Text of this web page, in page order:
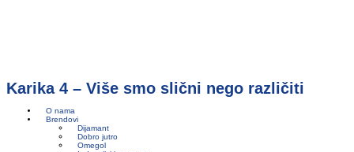
Karika 4 – Više smo slični nego različiti
O nama
Brendovi
Dijamant
Dobro jutro
Omegol